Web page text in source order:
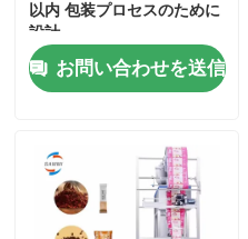
製品
わたしたち に つい て
工場 ツアー
品質管理
以内 包装プロセスのために
設計
お問い合わせを送信